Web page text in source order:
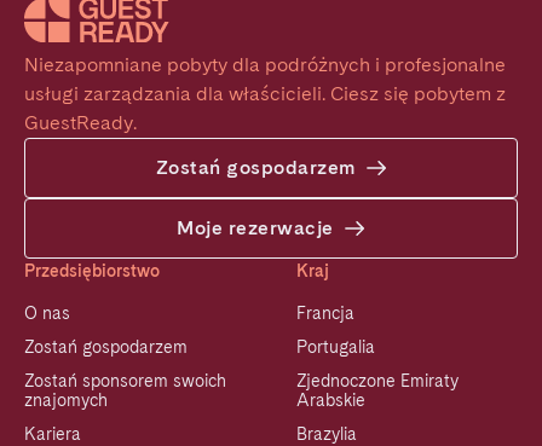
Niezapomniane pobyty dla podróżnych i profesjonalne
usługi zarządzania dla właścicieli. Ciesz się pobytem z
GuestReady.
Zostań gospodarzem
Moje rezerwacje
Przedsiębiorstwo
O nas
Zostań gospodarzem
Zostań sponsorem swoich
znajomych
Kariera
Kraj
Francja
Portugalia
Zjednoczone Emiraty
Arabskie
Brazylia